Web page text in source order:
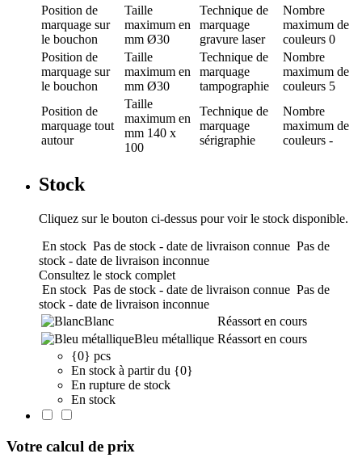
Position de
marquage sur
le bouchon
Taille
maximum en
mm Ø30
Technique de
marquage
gravure laser
Nombre
maximum de
couleurs 0
Position de
marquage sur
le bouchon
Taille
maximum en
mm Ø30
Technique de
marquage
tampographie
Nombre
maximum de
couleurs 5
Position de
marquage tout
autour
Taille
maximum en
mm 140 x
100
Technique de
marquage
sérigraphie
Nombre
maximum de
couleurs -
Stock
Cliquez sur le bouton ci-dessus pour voir le stock disponible.
En stock Pas de stock - date de livraison connue Pas de
stock - date de livraison inconnue
Consultez le stock complet
En stock Pas de stock - date de livraison connue Pas de
stock - date de livraison inconnue
Blanc
Réassort en cours
Bleu métallique Réassort en cours
{0} pcs
En stock à partir du {0}
En rupture de stock
En stock
Votre calcul de prix